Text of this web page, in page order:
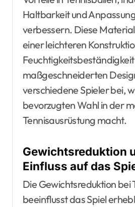
Haltbarkeit und
verbessern. Diese
einer leichteren
maßgeschneiderten
verschiedene Spieler bei,
bevorzugten Wahl in der
Tennisausrüstung macht.
Gewichtsreduktion
Einfluss auf das
Die Gewichtsreduktion bei
beeinflusst das Spiel